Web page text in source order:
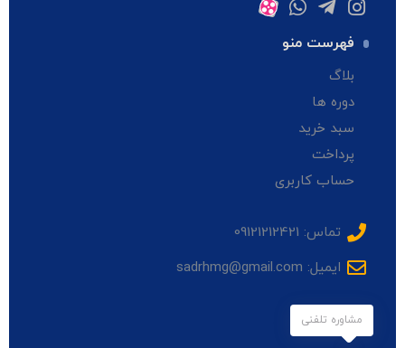
فهرست منو
بلاگ
دوره ها
سبد خرید
پرداخت
حساب کاربری
تماس: 09121212421
ایمیل: sadrhmg@gmail.com
مشاوره تلفنی